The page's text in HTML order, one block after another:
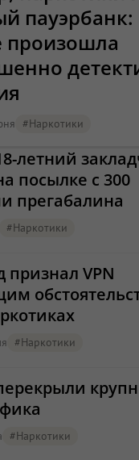
пауэрбанк:
произошла
#наркотики
летний
посылке с 300
прегабалина
#наркотики
признал VPN
#наркотики
#наркотики